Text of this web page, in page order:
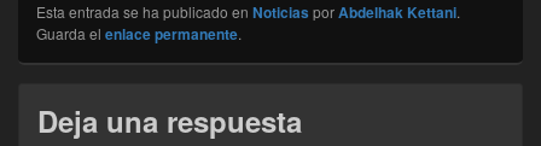
Esta entrada se ha publicado en Noticias porAbdelhak Kettani.
Guarda el enlace permanente.
Deja una respuesta